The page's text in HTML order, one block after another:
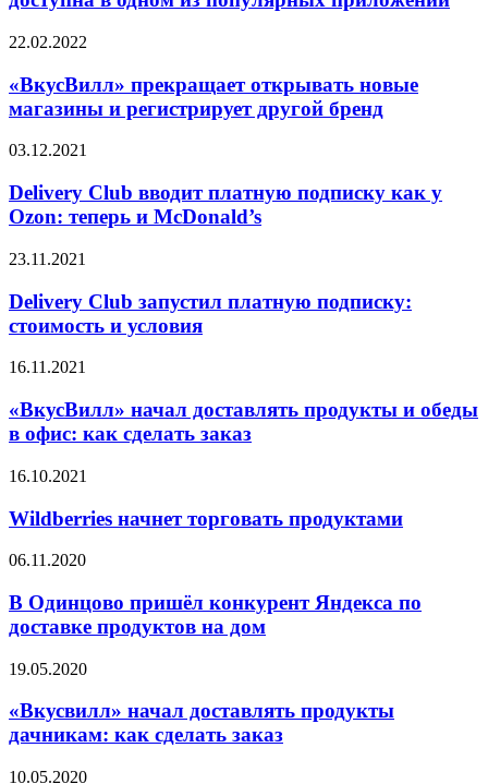
22.02.2022
«ВкусВилл» прекращает открывать новые
магазины и регистрирует другой бренд
03.12.2021
Delivery Club вводит платную подписку как у
Ozon: теперь и McDonald’s
23.11.2021
Delivery Club запустил платную подписку:
стоимость и условия
16.11.2021
«ВкусВилл» начал доставлять продукты и обеды
в офис: как сделать заказ
16.10.2021
Wildberries начнет торговать продуктами
06.11.2020
В Одинцово пришёл конкурент Яндекса по
доставке продуктов на дом
19.05.2020
«Вкусвилл» начал доставлять продукты
дачникам: как сделать заказ
10.05.2020